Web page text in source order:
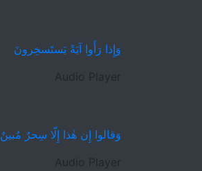
وَإِذا رَأَوا آيَةً يَستَسخِرونَ
Audio Player
وَقالوا إِن هٰذا إِلّا سِحرٌ مُبينٌ
Audio Player